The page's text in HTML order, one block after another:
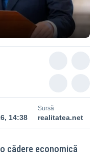
14:38
Sursă
realitatea.net
cădere economică